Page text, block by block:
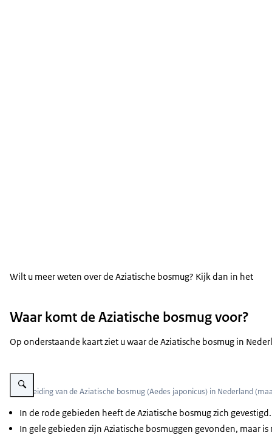
Wilt u meer weten over de Aziatische bosmug? Kijk dan in het
Waar komt de Aziatische bosmug voor?
Op onderstaande kaart ziet u waar de Aziatische bosmug in
Vergroot afbeelding De verspreiding van de Aziatische bosmug (Aedes
Verspreiding van de Aziatische bosmug (Aedes japonicus) in Nederland
In de rode gebieden heeft de Aziatische bosmug zich
In gele gebieden zijn Aziatische bosmuggen gevonden, maar